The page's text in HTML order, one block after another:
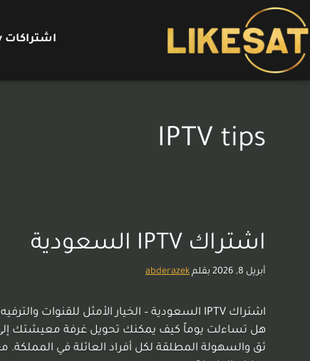
اشتراكات iptv – اشتراك iptv
IPTV tips
اشتراك IPTV السعودية
أبريل 8, 2026 بقلم abderazek
اشتراك IPTV السعودية – الخيار الأمثل للقنوات والترفيه